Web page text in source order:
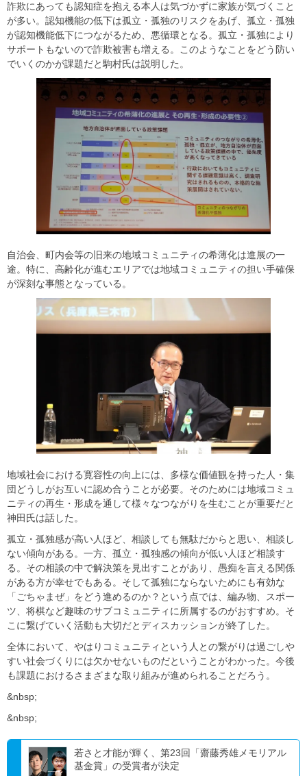
詐欺にあっても認知症を抱える本人は気づかずに家族が気づくこと
が多い。認知機能の低下は孤立・孤独のリスクをあげ、孤立・孤独
が認知機能低下につながるため、悪循環となる。孤立・孤独により
サポートもないので詐欺被害も増える。このようなことをどう防い
でいくのかが課題だと駒村氏は説明した。
自治会、町内会等の旧来の地域コミュニティの希薄化は進展の一
途。特に、高齢化が進むエリアでは地域コミュニティの担い手確保
が深刻な事態となっている。
地域社会における寛容性の向上には、多様な価値観を持った人・集
団どうしがお互いに認め合うことが必要。そのためには地域コミュ
ニティの再生・形成を通して様々なつながりを生むことが重要だと
神田氏は話した。
孤立・孤独感が高い人ほど、相談しても無駄だからと思い、相談し
ない傾向がある。一方、孤立・孤独感の傾向が低い人ほど相談す
る。その相談の中で解決策を見出すことがあり、愚痴を言える関係
がある方が幸せでもある。そして孤独にならないためにも有効な
「ごちゃまぜ」をどう進めるのか？という点では、編み物、スポー
ツ、将棋など趣味のサブコミュニティに所属するのがおすすめ。そ
こに繋げていく活動も大切だとディスカッションが終了した。
全体において、やはりコミュニティという人との繋がりは過ごしや
すい社会づくりには欠かせないものだということがわかった。今後
も課題におけるさまざまな取り組みが進められることだろう。
&nbsp;
&nbsp;
若さと才能が輝く、第23回「齋藤秀雄メモリアル
基金賞」の受賞者が決定